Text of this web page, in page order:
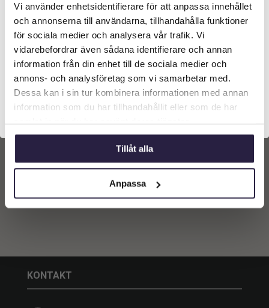
Vi använder enhetsidentifierare för att anpassa innehållet
och annonserna till användarna, tillhandahålla funktioner
för sociala medier och analysera vår trafik. Vi
vidarebefordrar även sådana identifierare och annan
information från din enhet till de sociala medier och
annons- och analysföretag som vi samarbetar med.
Dessa kan i sin tur kombinera informationen med annan
information som du har tillhandahållit eller som de har
Tillåt alla
Anpassa
Palm | Konstgjord
Kanarie 3 stam UV 230 cm
11789kr
varukorg
Kokospalm Glasfiberstam
UV 390 cm
52679kr
varukorg
KONTAKT
Välkommen till Webflower
Vilken typ av kund är du? Du kan alltid justera ditt val
längst upp på sidan.
Företagskund (exkl. moms)
Privatkund (inkl. moms)